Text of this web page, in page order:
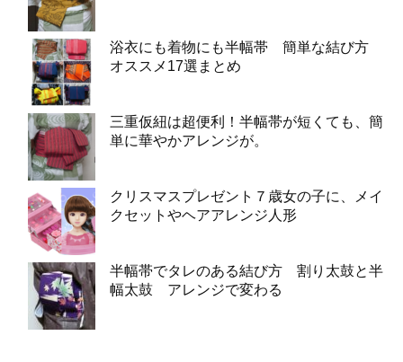
浴衣にも着物にも半幅帯 簡単な結び方
オススメ17選まとめ
三重仮紐は超便利！半幅帯が短くても、簡
単に華やかアレンジが。
クリスマスプレゼント７歳女の子に、メイ
クセットやヘアアレンジ人形
半幅帯でタレのある結び方 割り太鼓と半
幅太鼓 アレンジで変わる